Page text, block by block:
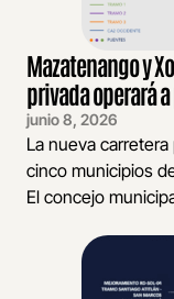
Mazatenango y
privada operará
junio 8, 2026
La nueva
cinco municipios
El concejo